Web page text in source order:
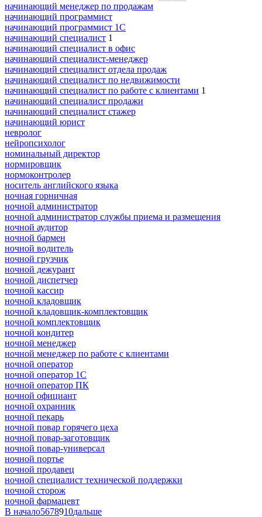
начинающий менеджер по продажам
начинающий программист
начинающий программист 1С
начинающий специалист 1
начинающий специалист в офис
начинающий специалист-менеджер
начинающий специалист отдела продаж
начинающий специалист по недвижимости
начинающий специалист по работе с клиентами 1
начинающий специалист продажи
начинающий специалист стажер
начинающий юрист
невролог
нейропсихолог
номинальный директор
нормировщик
нормоконтролер
носитель английского языка
ночная горничная
ночной администратор
ночной администратор службы приема и размещения
ночной аудитор
ночной бармен
ночной водитель
ночной грузчик
ночной дежурант
ночной диспетчер
ночной кассир
ночной кладовщик
ночной кладовщик-комплектовщик
ночной комплектовщик
ночной кондитер
ночной менеджер
ночной менеджер по работе с клиентами
ночной оператор
ночной оператор 1С
ночной оператор ПК
ночной официант
ночной охранник
ночной пекарь
ночной повар горячего цеха
ночной повар-заготовщик
ночной повар-универсал
ночной портье
ночной продавец
ночной специалист технической поддержки
ночной сторож
ночной фармацевт
В начало5678910дальше